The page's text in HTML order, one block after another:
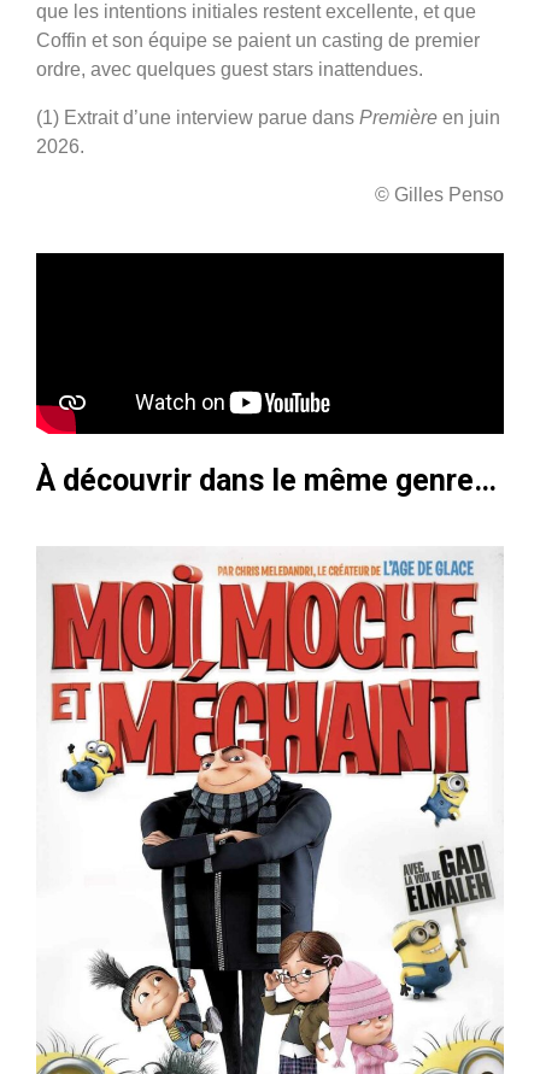
que les intentions initiales restent excellente, et que
Coffin et son équipe se paient un casting de premier
ordre, avec quelques guest stars inattendues.
(1) Extrait d’une interview parue dans Première en juin
2026.
© Gilles Penso
À découvrir dans le même genre…